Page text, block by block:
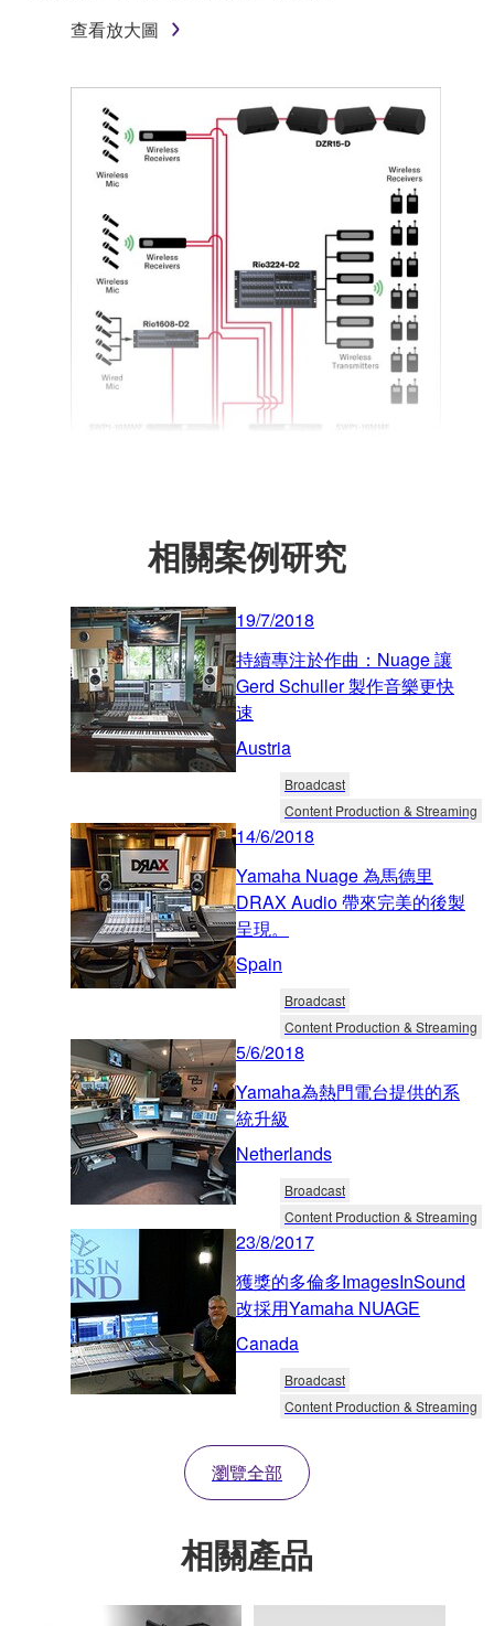
查看放大圖
相關案例研究
19/7/2018
持續專注於作曲：Nuage 讓
Gerd Schuller 製作音樂更快
速
Austria
Broadcast
Content Production & Streaming
14/6/2018
Yamaha Nuage 為馬德里
DRAX Audio 帶來完美的後製
呈現。
Spain
Broadcast
Content Production & Streaming
5/6/2018
Yamaha為熱門電台提供的系
統升級
Netherlands
Broadcast
Content Production & Streaming
23/8/2017
獲獎的多倫多ImagesInSound
改採用Yamaha NUAGE
Canada
Broadcast
Content Production & Streaming
瀏覽全部
相關產品